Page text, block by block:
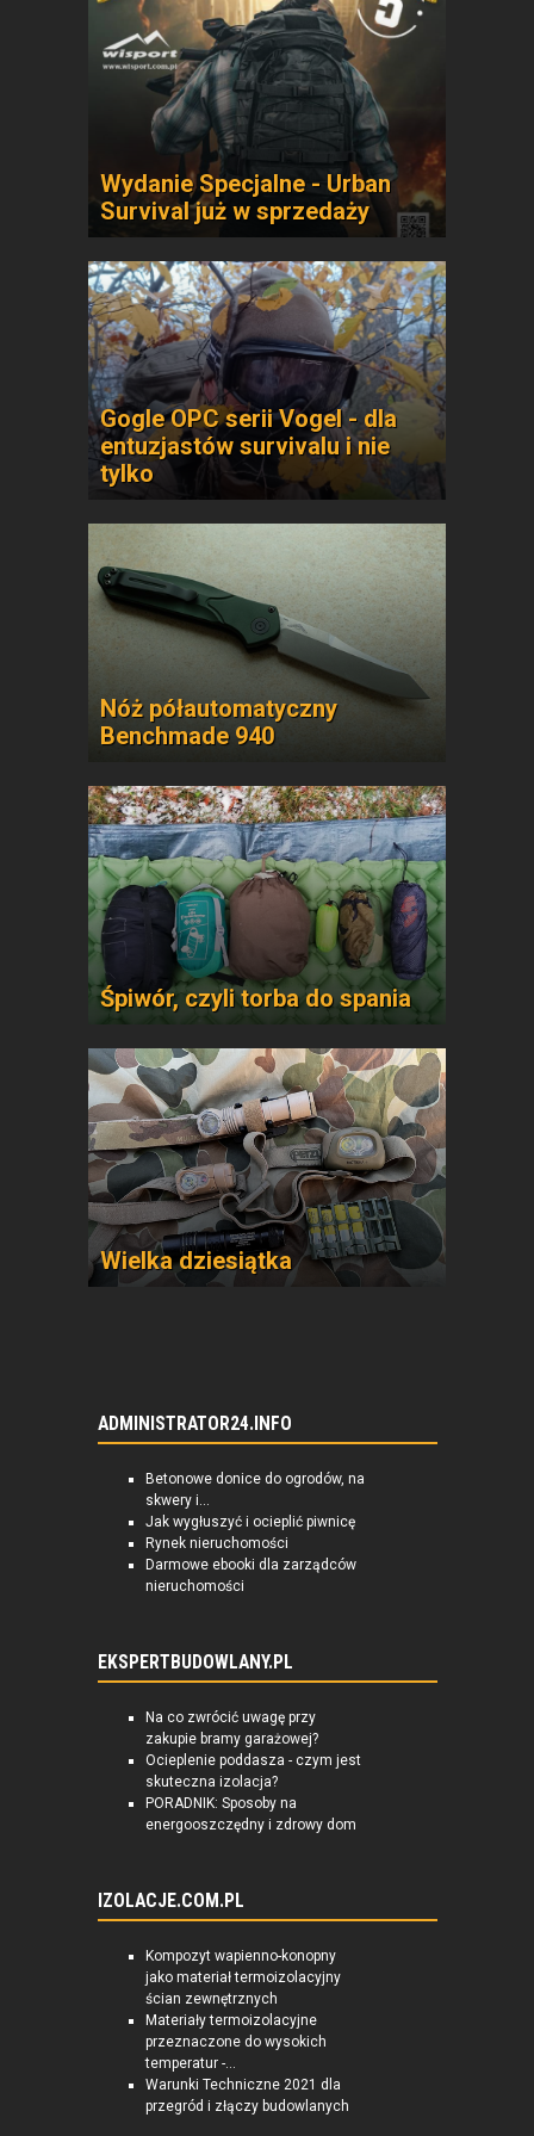
Wydanie Specjalne - Urban
Survival już w sprzedaży
Gogle OPC serii Vogel - dla
entuzjastów survivalu i nie
tylko
Nóż półautomatyczny
Benchmade 940
Śpiwór, czyli torba do spania
Wielka dziesiątka
ADMINISTRATOR24.INFO
Betonowe donice do ogrodów, na
skwery i...
Jak wygłuszyć i ocieplić piwnicę
Rynek nieruchomości
Darmowe ebooki dla zarządców
nieruchomości
EKSPERTBUDOWLANY.PL
Na co zwrócić uwagę przy
zakupie bramy garażowej?
Ocieplenie poddasza - czym jest
skuteczna izolacja?
PORADNIK: Sposoby na
energooszczędny i zdrowy dom
IZOLACJE.COM.PL
Kompozyt wapienno-konopny
jako materiał termoizolacyjny
ścian zewnętrznych
Materiały termoizolacyjne
przeznaczone do wysokich
temperatur -...
Warunki Techniczne 2021 dla
przegród i złączy budowlanych